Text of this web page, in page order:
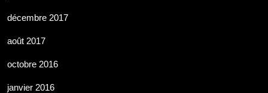
décembre 2017
août 2017
octobre 2016
janvier 2016